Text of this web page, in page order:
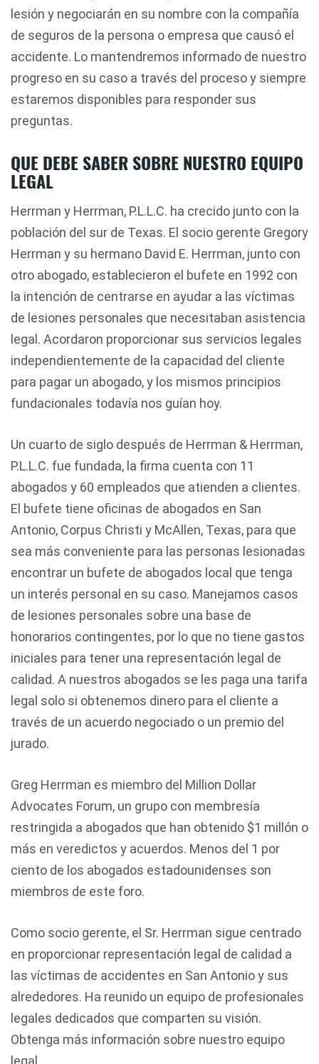
lesión y negociarán en su nombre con la compañía
de seguros de la persona o empresa que causó el
accidente. Lo mantendremos informado de nuestro
progreso en su caso a través del proceso y siempre
estaremos disponibles para responder sus
preguntas.
QUE DEBE SABER SOBRE NUESTRO EQUIPO
LEGAL
Herrman y Herrman, P.L.L.C. ha crecido junto con la
población del sur de Texas. El socio gerente Gregory
Herrman y su hermano David E. Herrman, junto con
otro abogado, establecieron el bufete en 1992 con
la intención de centrarse en ayudar a las víctimas
de lesiones personales que necesitaban asistencia
legal. Acordaron proporcionar sus servicios legales
independientemente de la capacidad del cliente
para pagar un abogado, y los mismos principios
fundacionales todavía nos guían hoy.
Un cuarto de siglo después de Herrman & Herrman,
P.L.L.C. fue fundada, la firma cuenta con 11
abogados y 60 empleados que atienden a clientes.
El bufete tiene oficinas de abogados en San
Antonio, Corpus Christi y McAllen, Texas, para que
sea más conveniente para las personas lesionadas
encontrar un bufete de abogados local que tenga
un interés personal en su caso. Manejamos casos
de lesiones personales sobre una base de
honorarios contingentes, por lo que no tiene gastos
iniciales para tener una representación legal de
calidad. A nuestros abogados se les paga una tarifa
legal solo si obtenemos dinero para el cliente a
través de un acuerdo negociado o un premio del
jurado.
Greg Herrman es miembro del Million Dollar
Advocates Forum, un grupo con membresía
restringida a abogados que han obtenido $1 millón o
más en veredictos y acuerdos. Menos del 1 por
ciento de los abogados estadounidenses son
miembros de este foro.
Como socio gerente, el Sr. Herrman sigue centrado
en proporcionar representación legal de calidad a
las víctimas de accidentes en San Antonio y sus
alrededores. Ha reunido un equipo de profesionales
legales dedicados que comparten su visión.
Obtenga más información sobre nuestro equipo
legal.